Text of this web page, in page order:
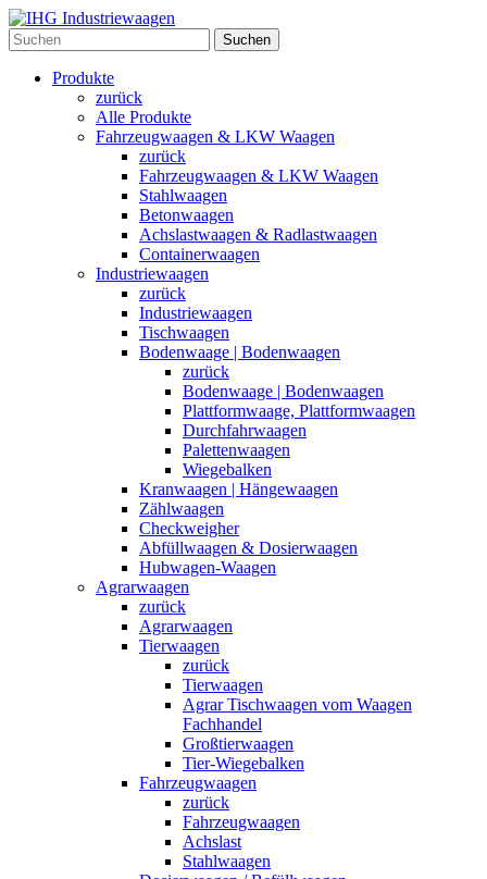
Suchen
Produkte
zurück
Alle Produkte
Fahrzeugwaagen & LKW Waagen
zurück
Fahrzeugwaagen & LKW Waagen
Stahlwaagen
Betonwaagen
Achslastwaagen & Radlastwaagen
Containerwaagen
Industriewaagen
zurück
Industriewaagen
Tischwaagen
Bodenwaage | Bodenwaagen
zurück
Bodenwaage | Bodenwaagen
Plattformwaage, Plattformwaagen
Durchfahrwaagen
Palettenwaagen
Wiegebalken
Kranwaagen | Hängewaagen
Zählwaagen
Checkweigher
Abfüllwaagen & Dosierwaagen
Hubwagen-Waagen
Agrarwaagen
zurück
Agrarwaagen
Tierwaagen
zurück
Tierwaagen
Agrar Tischwaagen vom Waagen
Fachhandel
Großtierwaagen
Tier-Wiegebalken
Fahrzeugwaagen
zurück
Fahrzeugwaagen
Achslast
Stahlwaagen